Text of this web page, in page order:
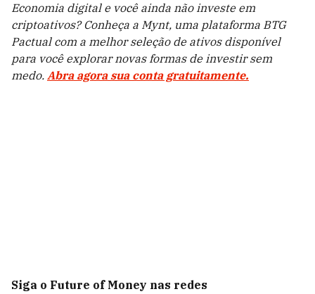
Economia digital e você ainda não investe em
criptoativos? Conheça a Mynt, uma plataforma BTG
Pactual com a melhor seleção de ativos disponível
para você explorar novas formas de investir sem
medo. Abra agora sua conta gratuitamente.
Siga o Future of Money nas redes